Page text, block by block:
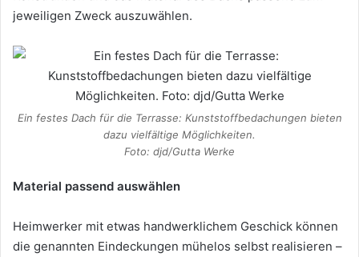
jeweiligen Zweck auszuwählen.
Ein festes Dach für die Terrasse: Kunststoffbedachungen bieten
dazu vielfältige Möglichkeiten.
Foto: djd/Gutta Werke
Material passend auswählen
Heimwerker mit etwas handwerklichem Geschick können
die genannten Eindeckungen mühelos selbst realisieren –